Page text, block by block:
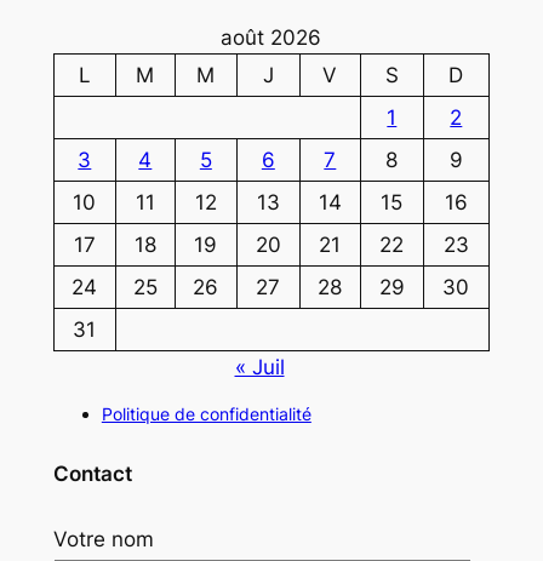
août 2026
L
M M J V S
D
1
2
3
4 5 6 7 8
9
10
11 12 13 14 15
16
17
18 19 20 21 22
23
24
25 26 27 28 29
30
31
« Juil
Politique de confidentialité
Contact
Votre nom